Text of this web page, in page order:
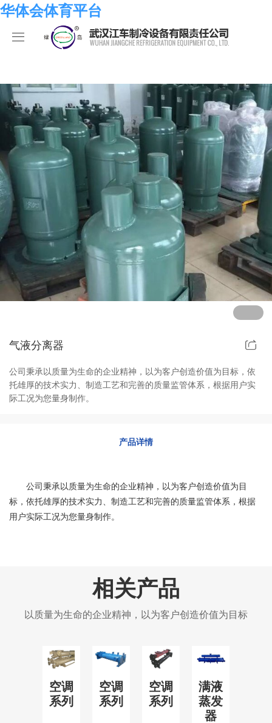
华体会体育平台
华体会体育平台
海水系列
化工系列
空调系列
冷冻系列
热泵系列
食品系列
其他定制系列
关于我们
华体会体育平台
荣誉资质
发展历程
组织结构
样本手册
华体会体育平台
华体会体育平台
行业新闻
合作伙伴
人员招聘
业绩考核
员工发展
招聘岗位
华体会体育平台-华体会（中国）
在线留言
气液分离器
公司秉承以质量为生命的企业精神，以为客户创造价值为目标，依
托雄厚的技术实力、制造工艺和完善的质量监管体系，根据用户实
际工况为您量身制作。
产品详情
公司秉承以质量为生命的企业精神，以为客户创造价值为目
标，依托雄厚的技术实力、制造工艺和完善的质量监管体系，根据
用户实际工况为您量身制作。
相关产品
以质量为生命的企业精神，以为客户创造价值为目标
空调
系列
空调
系列
空调
系列
满液
蒸发
器